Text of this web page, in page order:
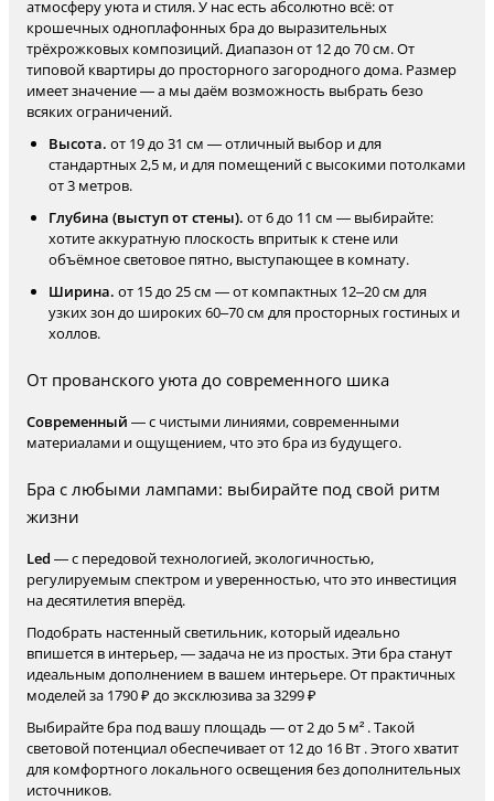
атмосферу уюта и стиля. У нас есть абсолютно всё: от
крошечных одноплафонных бра до выразительных
трёхрожковых композиций. Диапазон от 12 до 70 см. От
типовой квартиры до просторного загородного дома. Размер
имеет значение — а мы даём возможность выбрать безо
всяких ограничений.
Высота. от 19 до 31 см — отличный выбор и для
стандартных 2,5 м, и для помещений с высокими потолками
от 3 метров.
Глубина (выступ от стены). от 6 до 11 см — выбирайте:
хотите аккуратную плоскость впритык к стене или
объёмное световое пятно, выступающее в комнату.
Ширина. от 15 до 25 см — от компактных 12–20 см для
узких зон до широких 60–70 см для просторных гостиных и
холлов.
От прованского уюта до современного шика
Современный — с чистыми линиями, современными
материалами и ощущением, что это бра из будущего.
Бра с любыми лампами: выбирайте под свой ритм
жизни
Led — с передовой технологией, экологичностью,
регулируемым спектром и уверенностью, что это инвестиция
на десятилетия вперёд.
Подобрать настенный светильник, который идеально
впишется в интерьер, — задача не из простых. Эти бра станут
идеальным дополнением в вашем интерьере. От практичных
моделей за 1790 ₽ до эксклюзива за 3299 ₽
Выбирайте бра под вашу площадь — от 2 до 5 м² . Такой
световой потенциал обеспечивает от 12 до 16 Вт . Этого хватит
для комфортного локального освещения без дополнительных
источников.